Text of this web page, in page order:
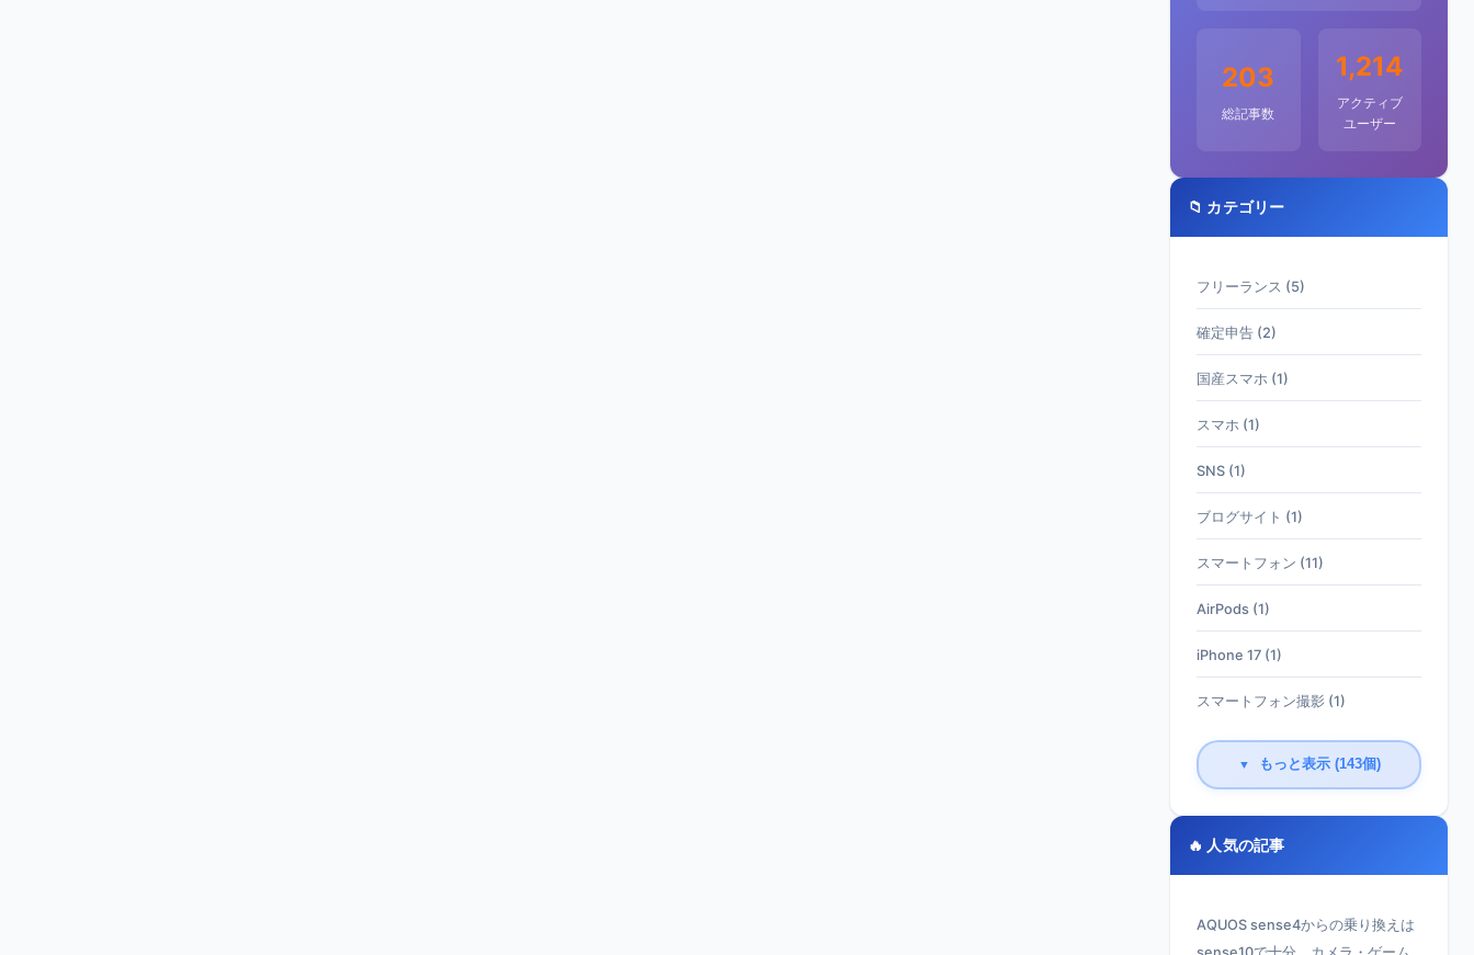
203
総記事数
1,214
アクティブ
ユーザー
📁 カテゴリー
フリーランス (5)
確定申告 (2)
国産スマホ (1)
スマホ (1)
SNS (1)
ブログサイト (1)
スマートフォン (11)
AirPods (1)
iPhone 17 (1)
スマートフォン撮影 (1)
▼ もっと表示 (143個)
🔥 人気の記事
AQUOS sense4からの乗り換えは